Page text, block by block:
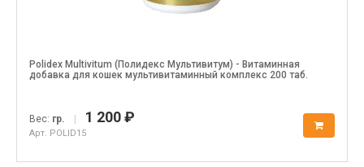
Polidex Multivitum (Полидекс Мультивитум) - Витаминная
добавка для кошек мультивитаминный комплекс 200 таб.
Вес: гр. | 1 200 ₽
Арт. POLID15